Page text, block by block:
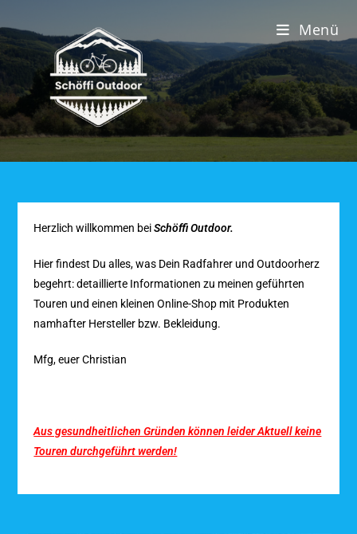
Menü
Herzlich willkommen beiSchöffi Outdoor.
Hier findest Du alles, was Dein Radfahrer und Outdoorherz
begehrt: detaillierte Informationen zu meinen geführten
Touren und einen kleinen Online-Shop mit Produkten
namhafter Hersteller bzw. Bekleidung.
Mfg, euer Christian
Aus gesundheitlichen Gründen können leider Aktuell keine
Touren durchgeführt werden!